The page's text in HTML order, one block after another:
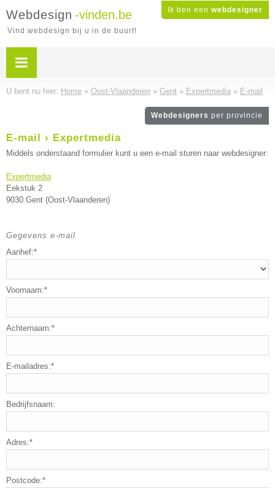
Ik ben een webdesigner
Webdesign -vinden.be
Vind webdesign bij u in de buurt!
U bent nu hier: Home » Oost-Vlaanderen » Gent » Expertmedia » E-mail
Webdesigners per provincie
E-mail › Expertmedia
Middels onderstaand formulier kunt u een e-mail sturen naar webdesigner:
Expertmedia
Eekstuk 2
9030 Gent (Oost-Vlaanderen)
Gegevens e-mail
Aanhef:*
Voornaam:*
Achternaam:*
E-mailadres:*
Bedrijfsnaam:
Adres:*
Postcode:*